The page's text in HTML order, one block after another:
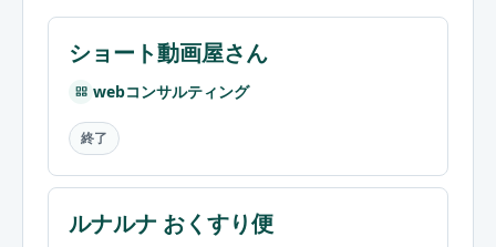
ショート動画屋さん
webコンサルティング
終了
ルナルナ おくすり便